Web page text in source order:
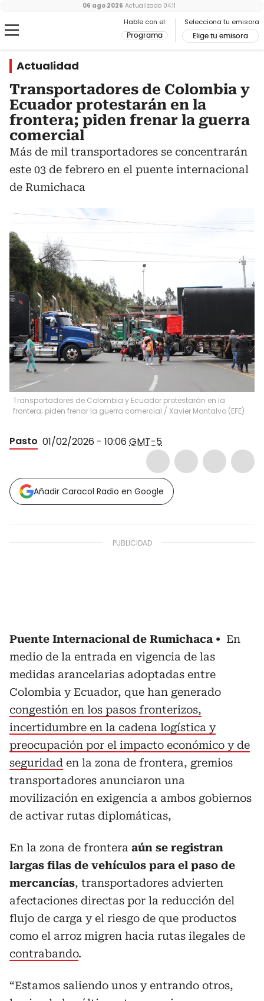
Hable con el
Programa
Selecciona tu emisora
Elige tu emisora
06 ago 2026 Actualizado 04:11
Actualidad
Transportadores de Colombia y
Ecuador protestarán en la
frontera; piden frenar la guerra
comercial
Más de mil transportadores se concentrarán
este 03 de febrero en el puente internacional
de Rumichaca
Transportadores de Colombia y Ecuador protestarán en la
frontera; piden frenar la guerra comercial / Xavier Montalvo (EFE)
Pasto 01/02/2026 - 10:06 GMT-5
Añadir Caracol Radio en Google
Puente Internacional de Rumichaca
En
medio de la entrada en vigencia de las
medidas arancelarias adoptadas entre
Colombia y Ecuador, que han generado
congestión en los pasos fronterizos,
incertidumbre en la cadena logística y
preocupación por el impacto económico y de
seguridad en la zona de frontera, gremios
transportadores anunciaron una
movilización en exigencia a ambos gobiernos
de activar rutas diplomáticas,
En la zona de frontera aún se registran
largas filas de vehículos para el paso de
mercancías, transportadores advierten
afectaciones directas por la reducción del
flujo de carga y el riesgo de que productos
como el arroz migren hacia rutas ilegales de
contrabando.
“Estamos saliendo unos y entrando otros,